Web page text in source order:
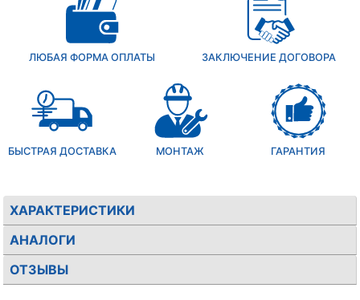
ЛЮБАЯ ФОРМА ОПЛАТЫ ЗАКЛЮЧЕНИЕ ДОГОВОРА
БЫСТРАЯ ДОСТАВКА МОНТАЖ ГАРАНТИЯ
ХАРАКТЕРИСТИКИ
АНАЛОГИ
ОТЗЫВЫ